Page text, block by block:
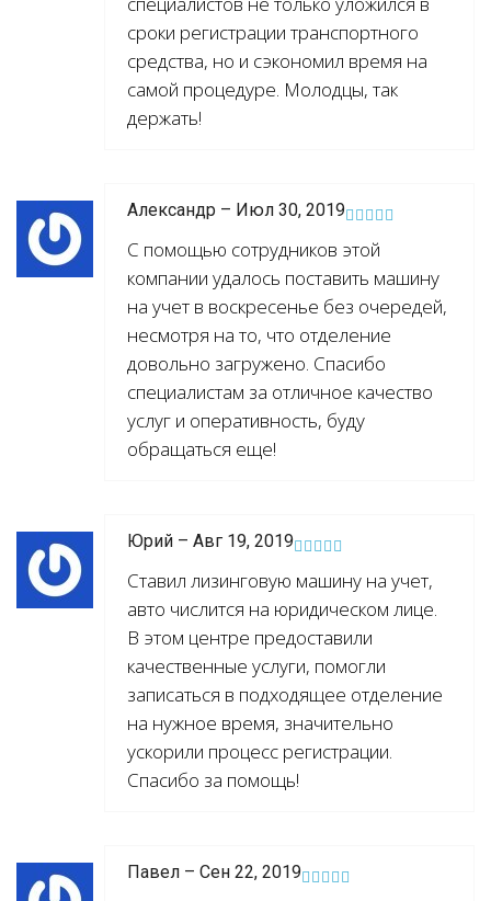
сроки регистрации транспортного
средства, но и сэкономил время на
самой процедуре. Молодцы, так
держать!
Александр – Июл 30, 2019
С помощью сотрудников этой
компании удалось поставить машину
на учет в воскресенье без очередей,
несмотря на то, что отделение
довольно загружено. Спасибо
специалистам за отличное качество
услуг и оперативность, буду
обращаться еще!
Юрий – Авг 19, 2019
Ставил лизинговую машину на учет,
авто числится на юридическом лице.
В этом центре предоставили
качественные услуги, помогли
записаться в подходящее отделение
на нужное время, значительно
ускорили процесс регистрации.
Спасибо за помощь!
Павел – Сен 22, 2019